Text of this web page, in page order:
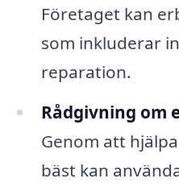
Företaget kan
som inkluderar
reparation.
Rådgivning om
Genom att
bäst kan